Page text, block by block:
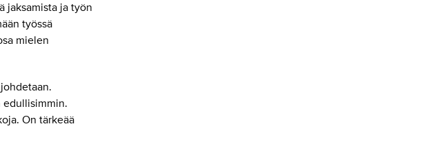
jaksamista ja työn
työssä
mielen
edullisimmin.
On tärkeää